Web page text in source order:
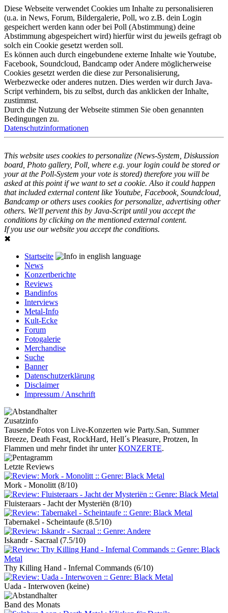
Diese Webseite verwendet Cookies um Inhalte zu personalisieren
(u.a. in News, Forum, Bildergalerie, Poll, wo z.B. dein Login
gespeichert werden kann oder bei Poll (Abstimmung) deine
Abstimmung abgespeichert wird) hierfür wirst du jeweils gefragt ob
solch ein Cookie gesetzt werden soll.
Es können auch durch eingebundene externe Inhalte wie Youtube,
Facebook, Soundcloud, Bandcamp oder Andere möglicherweise
Cookies gesetzt werden die diese zur Personalisierung,
Werbezwecke oder anderes nutzen. Dies werden wir durch Java-
Script verhindern, bis zu selbst, durch das anklicken der Inhalte,
zustimmst.
Durch die Nutzung der Webseite stimmen Sie oben genannten
Bedingungen zu.
Datenschutzinformationen
This website uses cookies to personalize (News-System, Diskussion
board, Photo gallery, Poll, where e.g. your login could be stored or
your at the Poll-System your vote is stored) therefore you will be
asked at this point if we want to set a cookie. Also it could happen
that included external content like Youtube, Facebook, Soundcloud,
Bandcamp or others uses cookies for personalize, advertising other
others. We'll pervent this by Java-Script until you accept the
conditions by clicking on the mentioned external content.
If you use our website you accept the conditions.
✖
Startseite
News
Konzertberichte
Reviews
Bandinfos
Interviews
Metal-Info
Kult-Ecke
Forum
Fotogalerie
Merchandise
Suche
Banner
Datenschutzerklärung
Disclaimer
Impressum / Anschrift
Zusatzinfo
Tausende Fotos von Live-Konzerten wie Party.San, Summer
Breeze, Death Feast, RockHard, Hell´s Pleasure, Protzen, In
Flammen und mehr findet ihr unterKONZERTE.
Letzte Reviews
Mork - Monolitt (8/10)
Fluisteraars - Jacht der Mysteriën (8/10)
Tabernakel - Scheintaufe (8.5/10)
Iskandr - Sacraal (7.5/10)
Thy Killing Hand - Infernal Commands (6/10)
Uada - Interwoven (keine)
Band des Monats